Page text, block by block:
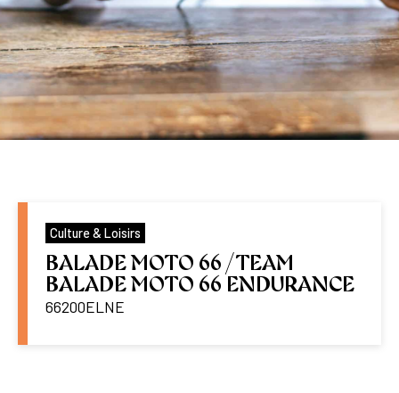
Culture & Loisirs
BALADE MOTO 66 / TEAM
BALADE MOTO 66 ENDURANCE
66200ELNE